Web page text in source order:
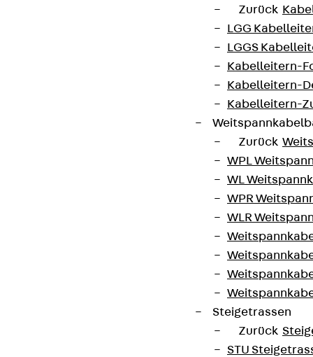
Zurück
LGG
LGGS
Kabelleitern-
Kabelleitern-
Kabelleitern-
Zurück
WPL
WL
WPR
WLR
Steigetrassen
Zurück
STU